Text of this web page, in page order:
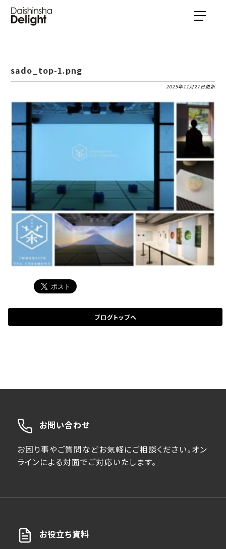
sado_top-1.png
2025年11月27日更新
ブログトップへ
お問い合わせ
お困り事やご質問などお気軽にご相談ください。オン
ラインによる対面でご対応いたします。
お役立ち資料